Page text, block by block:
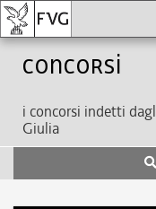
Concorsi
i concorsi indetti
Giulia